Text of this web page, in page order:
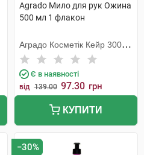
Agrado Мило для рук Ожина
500 мл 1 флакон
Аградо Косметік Кейр 3000
С.Л.У.
Є в наявності
від 139.00 97.30 грн
КУПИТИ
−30%